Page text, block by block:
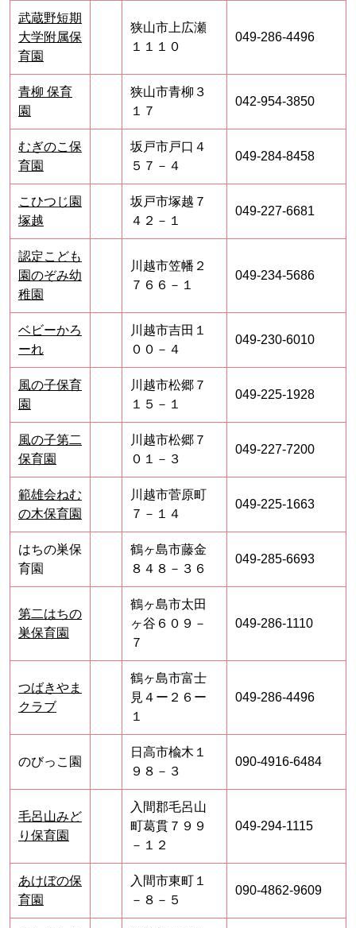
武蔵野短期
大学附属保
育園
狭山市上広瀬
１１１０
049-286-4496
青柳 保育
園
狭山市青柳３
１７
042-954-3850
むぎのこ保
育園
坂戸市戸口４
５７－４
049-284-8458
こひつじ園
塚越
坂戸市塚越７
４２－１
049-227-6681
認定こども
園のぞみ幼
稚園
川越市笠幡２
７６６－１
049-234-5686
ベビーかろ
ーれ
川越市吉田１
００－４
049-230-6010
風の子保育
園
川越市松郷７
１５－１
049-225-1928
風の子第二
保育園
川越市松郷７
０１－３
049-227-7200
範雄会ねむ
の木保育園
川越市菅原町
７－１４
049-225-1663
はちの巣保
育園
鶴ヶ島市藤金
８４８－３６
049-285-6693
第二はちの
巣保育園
鶴ヶ島市太田
ヶ谷６０９－
７
049-286-1110
つばきやま
クラブ
鶴ヶ島市富士
見４ー２６ー
１
049-286-4496
のびっこ園
日高市楡木１
９８－３
090-4916-6484
毛呂山みど
り保育園
入間郡毛呂山
町葛貫７９９
－１２
049-294-1115
あけぼの保
育園
入間市東町１
－８－５
090-4862-9609